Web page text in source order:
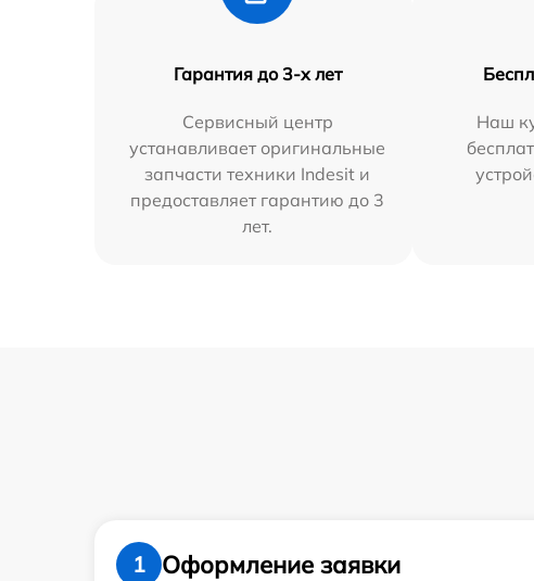
Гарантия до 3-х лет
Сервисный центр
устанавливает оригинальные
запчасти техники Indesit и
предоставляет гарантию до 3
лет.
Наш
1
Оформление заявки